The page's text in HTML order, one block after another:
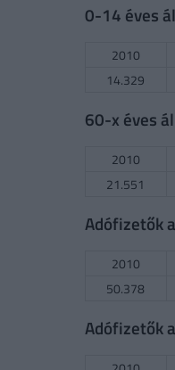
0-14 éves
2010
14.329
60-x éves
2010
21.551
Adófizetők
2010
50.378
Adófizetők